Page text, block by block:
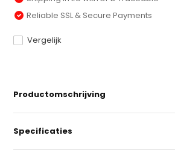
Reliable SSL & Secure Payments
Vergelijk
Productomschrijving
Specificaties